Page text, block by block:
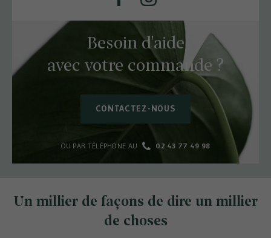
Besoin d'aide
avec votre commande ?
CONTACTEZ-NOUS
OU PAR TÉLÉPHONE AU 02 43 77 49 98
Un millier de façons de dire un millier
de choses